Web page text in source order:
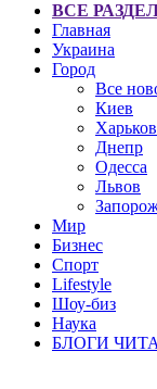
ВСЕ
Главная
Украина
Город
Все
Киев
Харьков
Днепр
Одесса
Львов
Мир
Бизнес
Спорт
Lifestyle
Шоу-биз
Наука
БЛОГИ